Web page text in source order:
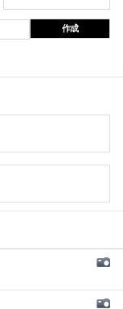
作成